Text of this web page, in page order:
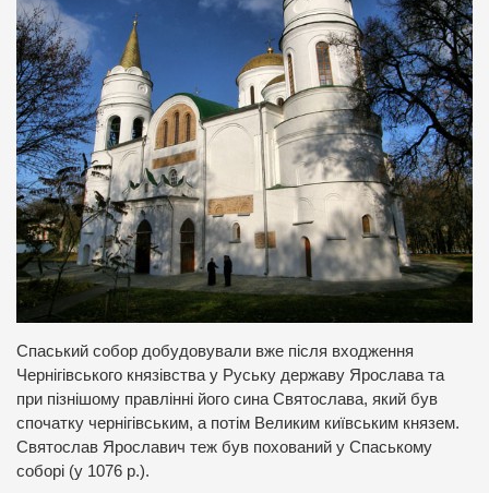
Спаський собор добудовували вже після входження
Чернігівського князівства у Руську державу Ярослава та
при пізнішому правлінні його сина Святослава, який був
спочатку чернігівським, а потім Великим київським князем.
Святослав Ярославич теж був похований у Спаському
соборі (у 1076 р.).